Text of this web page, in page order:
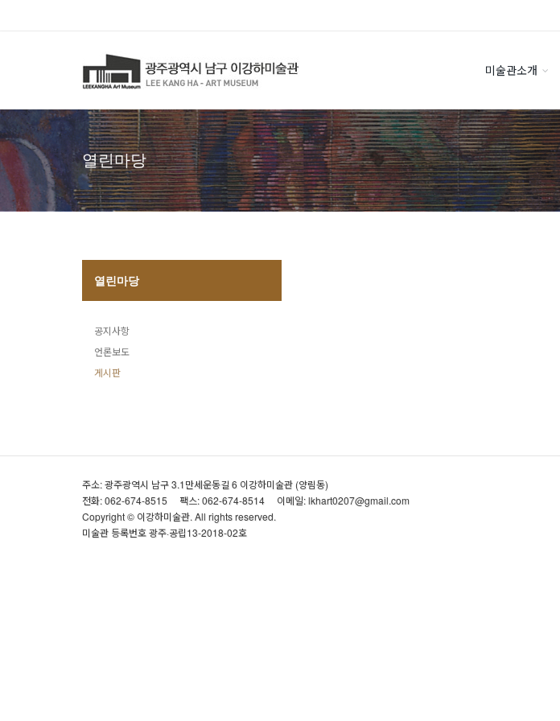
미술관소개
열린마당
열린마당
공지사항
언론보도
게시판
주소: 광주광역시 남구 3.1만세운동길 6 이강하미술관 (양림동)
전화: 062-674-8515
팩스: 062-674-8514
이메일: lkhart0207@gmail.com
Copyright © 이강하미술관. All rights reserved.
미술관 등록번호 광주·공립13-2018-02호